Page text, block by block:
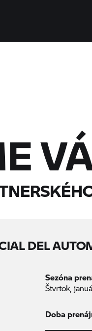
DEL
Sezóna
Štvrtok,
Doba